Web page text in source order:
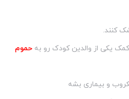
کنند.
یکی از والدین کودک رو به حموم
و بیماری بشه